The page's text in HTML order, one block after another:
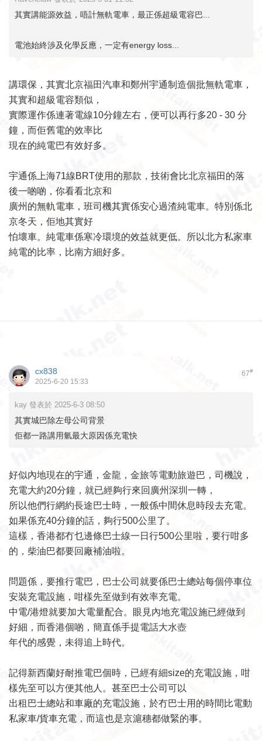
其實講能源效益，唔計無軌電車，最正係超級電容巴...
電池始終渉及化學反應，一定有energy loss...
講環保，其實北京福田汽車和鄭州宇通制造個批無軌電車，
其實和超級電容類似，
實際運作係連著電線10分鐘左右，便可以再行多20 - 30 分
鐘，而佢舊電的效率比
現在的純電巴有效好多。
宇通係上海71線BRT使用的那款，技術會比北京福田的落
後一啲啲，你看看北京和
廣州的無軌電車，班司機其實係安心過渣純電車。特別係北
京冬天，佢地其實好
怕壞車。純電車係寒冷環境的效益就更低。所以北方私家車
純電的比率，比南方細好多。
67#
cx838
2025-6-20 15:33
kay 發表於 2025-6-3 08:50
其實城巴除左母公司背景
佢都一路講用氫最大原因係充電快
好似內地現在的宇通，金龍，金旅等電動旅遊巴，司機說，
充電大約20分鐘，就已經夠行來回廣州深圳一轉，
所以他們行網約長途巴士時，一般係中間休息時段去充電。
如果係充40分鐘的話，夠行500公里了。
這樣，香港都冇乜邊條巴士線一日行500公里啦，要行咁多
的，柴油巴都要回廠補油啦。
問題係，要推行電巴，巴士公司就要係巴士總站每個停車位
安裝充電設施，咁樣先至做到有效率充電。
中電/港燈就要加大電量配合。眼見內地充電設施已經做到
好細，而香港個啲，簡直係手提電話大水壺
年代的感覺，未得追上時代。
記得新西蘭好耐推電巴個時，已經有細size的充電設施，咁
樣先至可以方便其他人。甚至巴士公司可以
出租巴士總站和車廠的充電設施，於冇巴士用的時間比電動
私家車/貨車充電，而這也是京滬穗都做緊的事。